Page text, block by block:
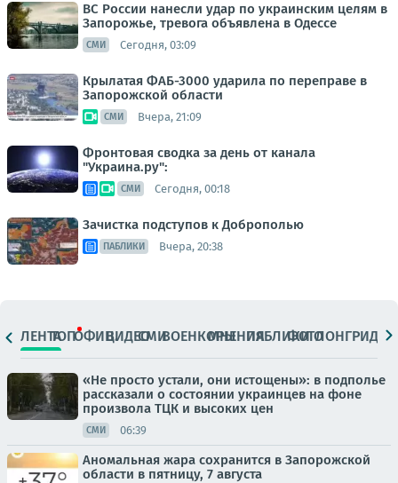
ВС России нанесли удар по украинским целям в
Запорожье, тревога объявлена в Одессе
СМИ Сегодня, 03:09
Крылатая ФАБ-3000 ударила по переправе в
Запорожской области
СМИ Вчера, 21:09
Фронтовая сводка за день от канала
"Украина.ру":
СМИ Сегодня, 00:18
Зачистка подступов к Доброполью
ПАБЛИКИ Вчера, 20:38
ЛЕНТАТОПОФИЦ.ВИДЕОСМИВОЕНКОРЫМНЕНИЯПАБЛИКИ
ФОТОЛОНГРИДЫ
«Не просто устали, они истощены»: в подполье
рассказали о состоянии украинцев на фоне
произвола ТЦК и высоких цен
СМИ 06:39
Аномальная жара сохранится в Запорожской
области в пятницу, 7 августа